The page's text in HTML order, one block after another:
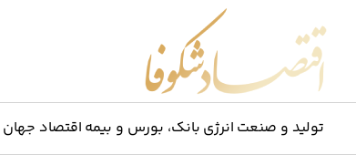
تولید و صنعت انرژی بانک، بورس و بیمه اقتصاد جهان